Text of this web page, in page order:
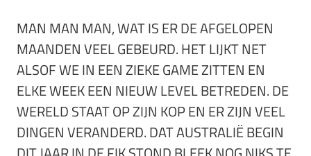
MAN MAN MAN, WAT IS ER DE AFGELOPEN
MAANDEN VEEL GEBEURD. HET LIJKT NET
ALSOF WE IN EEN ZIEKE GAME ZITTEN EN
ELKE WEEK EEN NIEUW LEVEL BETREDEN. DE
WERELD STAAT OP ZIJN KOP EN ER ZIJN VEEL
DINGEN VERANDERD. DAT AUSTRALIË BEGIN